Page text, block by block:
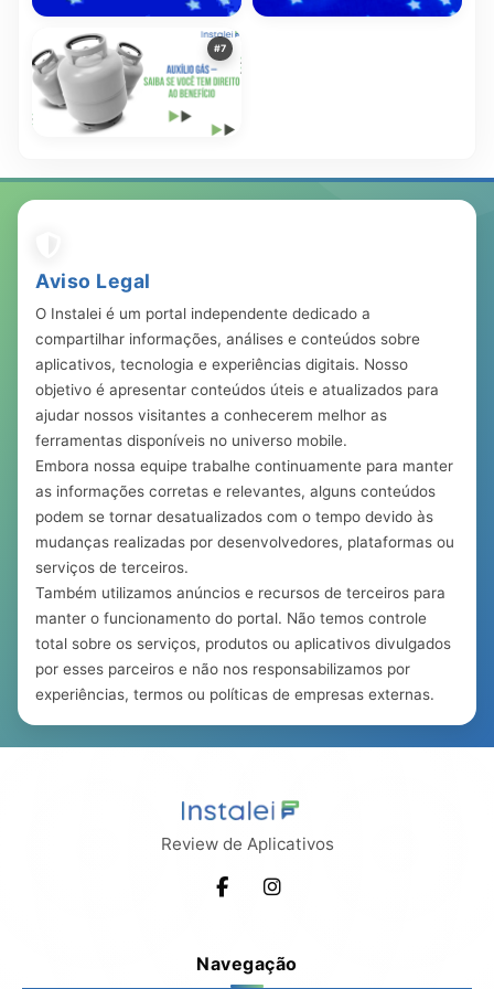
Descubra Como os
Programas do Governo
Podem Transformar a Sua
Vida!
678.150 20 mar, 2023
#7
Aviso Legal
O Instalei é um portal independente dedicado a
compartilhar informações, análises e conteúdos sobre
aplicativos, tecnologia e experiências digitais. Nosso
objetivo é apresentar conteúdos úteis e atualizados para
ajudar nossos visitantes a conhecerem melhor as
ferramentas disponíveis no universo mobile.
Embora nossa equipe trabalhe continuamente para manter
as informações corretas e relevantes, alguns conteúdos
podem se tornar desatualizados com o tempo devido às
mudanças realizadas por desenvolvedores, plataformas ou
serviços de terceiros.
Também utilizamos anúncios e recursos de terceiros para
manter o funcionamento do portal. Não temos controle
total sobre os serviços, produtos ou aplicativos divulgados
por esses parceiros e não nos responsabilizamos por
experiências, termos ou políticas de empresas externas.
Review de Aplicativos
Navegação